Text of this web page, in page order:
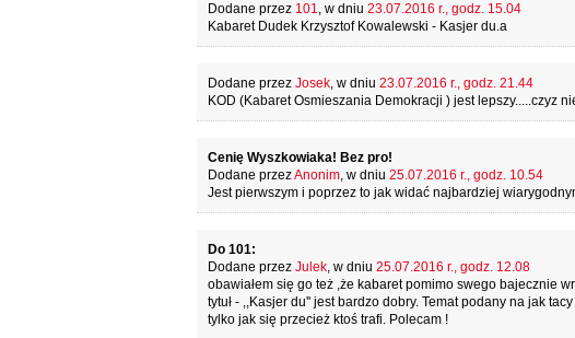
Dodane przez 101, w dniu 23.07.2016 r., godz. 15.04
Kabaret Dudek Krzysztof Kowalewski - Kasjer du.a
Dodane przez Josek, w dniu 23.07.2016 r., godz. 21.44
KOD (Kabaret Osmieszania Demokracji ) jest lepszy.....czyz
Cenię Wyszkowiaka! Bez pro!
Dodane przezAnonim, w dniu 25.07.2016 r., godz. 10.54
Jest pierwszym i poprzez to jak widać najbardziej
Do 101:
Dodane przez Julek, w dniu 25.07.2016 r., godz. 12.08
obawiałem się go też ,że kabaret pomimo swego bajecznie
tytuł - ,,Kasjer du'' jest bardzo dobry. Temat podany na jak
tylko jak się przecież ktoś trafi. Polecam !